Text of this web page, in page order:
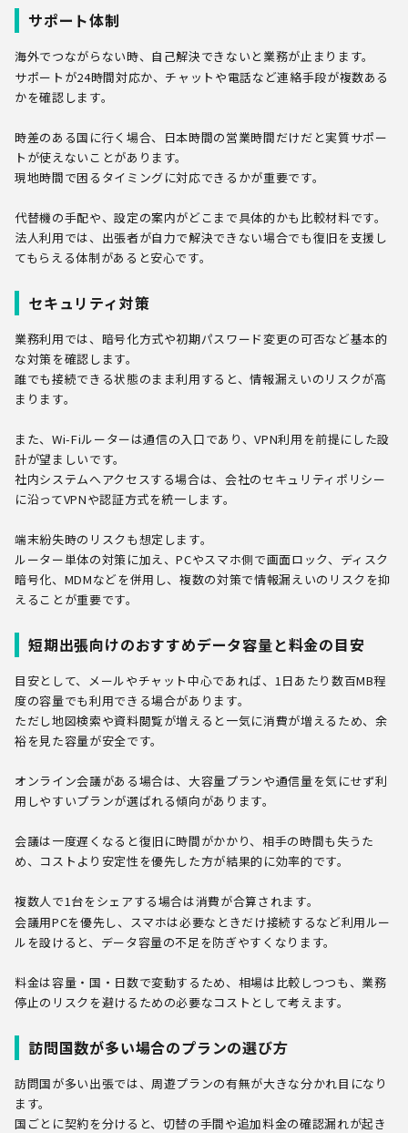
サポート体制
海外でつながらない時、自己解決できないと業務が止まります。
サポートが24時間対応か、チャットや電話など連絡手段が複数ある
かを確認します。
時差のある国に行く場合、日本時間の営業時間だけだと実質サポー
トが使えないことがあります。
現地時間で困るタイミングに対応できるかが重要です。
代替機の手配や、設定の案内がどこまで具体的かも比較材料です。
法人利用では、出張者が自力で解決できない場合でも復旧を支援し
てもらえる体制があると安心です。
セキュリティ対策
業務利用では、暗号化方式や初期パスワード変更の可否など基本的
な対策を確認します。
誰でも接続できる状態のまま利用すると、情報漏えいのリスクが高
まります。
また、Wi-Fiルーターは通信の入口であり、VPN利用を前提にした設
計が望ましいです。
社内システムへアクセスする場合は、会社のセキュリティポリシー
に沿ってVPNや認証方式を統一します。
端末紛失時のリスクも想定します。
ルーター単体の対策に加え、PCやスマホ側で画面ロック、ディスク
暗号化、MDMなどを併用し、複数の対策で情報漏えいのリスクを抑
えることが重要です。
短期出張向けのおすすめデータ容量と料金の目安
目安として、メールやチャット中心であれば、1日あたり数百MB程
度の容量でも利用できる場合があります。
ただし地図検索や資料閲覧が増えると一気に消費が増えるため、余
裕を見た容量が安全です。
オンライン会議がある場合は、大容量プランや通信量を気にせず利
用しやすいプランが選ばれる傾向があります。
会議は一度遅くなると復旧に時間がかかり、相手の時間も失うた
め、コストより安定性を優先した方が結果的に効率的です。
複数人で1台をシェアする場合は消費が合算されます。
会議用PCを優先し、スマホは必要なときだけ接続するなど利用ルー
ルを設けると、データ容量の不足を防ぎやすくなります。
料金は容量・国・日数で変動するため、相場は比較しつつも、業務
停止のリスクを避けるための必要なコストとして考えます。
訪問国数が多い場合のプランの選び方
訪問国が多い出張では、周遊プランの有無が大きな分かれ目になり
ます。
国ごとに契約を分けると、切替の手間や追加料金の確認漏れが起き